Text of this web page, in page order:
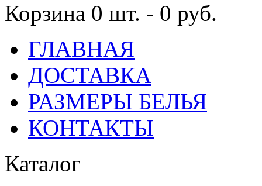
Корзина 0 шт. - 0 руб.
ГЛАВНАЯ
ДОСТАВКА
РАЗМЕРЫ БЕЛЬЯ
КОНТАКТЫ
Каталог